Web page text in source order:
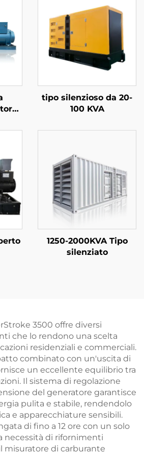
tipo silenzioso da 20-
100 KVA
1250-2000KVA Tipo
silenziato
3500 offre diversi
che lo rendono una scelta
residenziali e commerciali.
combinato con un'uscita di
un eccellente equilibrio tra
Il sistema di regolazione
del generatore garantisce
pulita e stabile, rendendolo
e apparecchiature sensibili.
di fino a 12 ore con un solo
necessità di rifornimenti
misuratore di carburante